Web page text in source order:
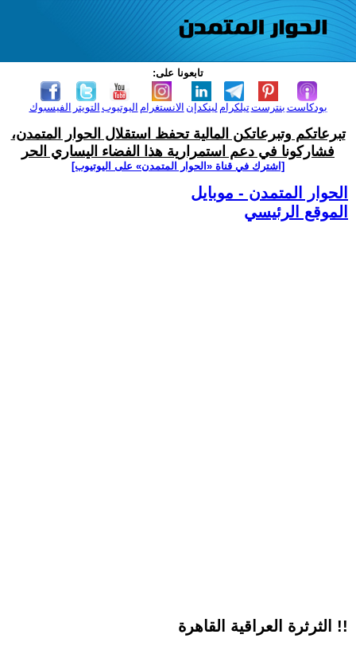
تابعونا على:
الفيسبوك التويتر اليوتيوب الانستغرام لينكدإن تيلكرامبنترست بودكاست
تبرعاتكم وتبرعاتكن المالية تحفظ استقلال الحوار المتمدن،
فشاركونا في دعم استمرارية هذا الفضاء اليساري الحر
[اشترك في قناة ‫«الحوار المتمدن» على اليوتيوب]
الحوار المتمدن - موبايل
الموقع الرئيسي
الثرثرة العراقية القاهرة !!